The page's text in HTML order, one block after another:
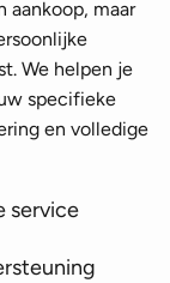
aankoop, maar
We helpen je
specifieke
en volledige
service